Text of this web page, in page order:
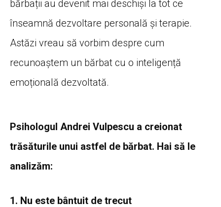
bărbații au devenit mai deschiși la tot ce
înseamnă dezvoltare personală și terapie.
Astăzi vreau să vorbim despre cum
recunoaștem un bărbat cu o inteligență
emoțională dezvoltată.
Psihologul Andrei Vulpescu a creionat
trăsăturile unui astfel de bărbat. Hai să le
analizăm:
1. Nu este bântuit de trecut